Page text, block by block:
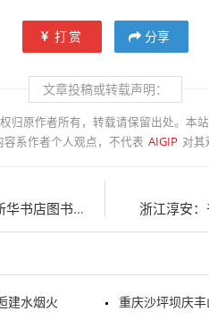
打赏 分享
文章投稿或转载声明：
归原作者所有，转载请保留出处。本
容系作者个人观点，不代表 AIGIP 对其
馆阅读、学习
浙江淳安
建水烟火 重庆沙坪坝庆丰山村